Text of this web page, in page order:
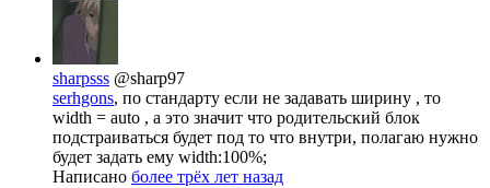
sharpsss @sharp97
serhgons, по стандарту если не задавать ширину , то
width = auto , а это значит что родительский блок
подстраиваться будет под то что внутри, полагаю нужно
будет задать ему width:100%;
Написано более трёх лет назад